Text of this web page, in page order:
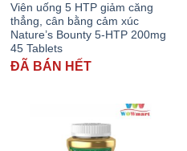
Viên uống 5 HTP giảm căng
thẳng, cân bằng cảm xúc
Nature’s Bounty 5-HTP 200mg
45 Tablets
ĐÃ BÁN HẾT